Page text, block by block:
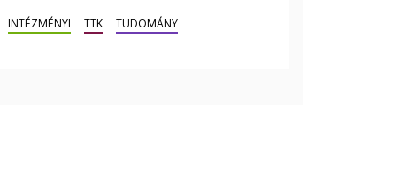
INTÉZMÉNYI TTK TUDOMÁNY